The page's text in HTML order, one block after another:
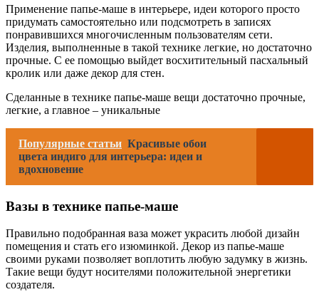
Применение папье-маше в интерьере, идеи которого просто
придумать самостоятельно или подсмотреть в записях
понравившихся многочисленным пользователям сети.
Изделия, выполненные в такой технике легкие, но достаточно
прочные. С ее помощью выйдет восхитительный пасхальный
кролик или даже декор для стен.
Сделанные в технике папье-маше вещи достаточно прочные,
легкие, а главное – уникальные
Популярные статьи Красивые обои
цвета индиго для интерьера: идеи и
вдохновение
Вазы в технике папье-маше
Правильно подобранная ваза может украсить любой дизайн
помещения и стать его изюминкой. Декор из папье-маше
своими руками позволяет воплотить любую задумку в жизнь.
Такие вещи будут носителями положительной энергетики
создателя.